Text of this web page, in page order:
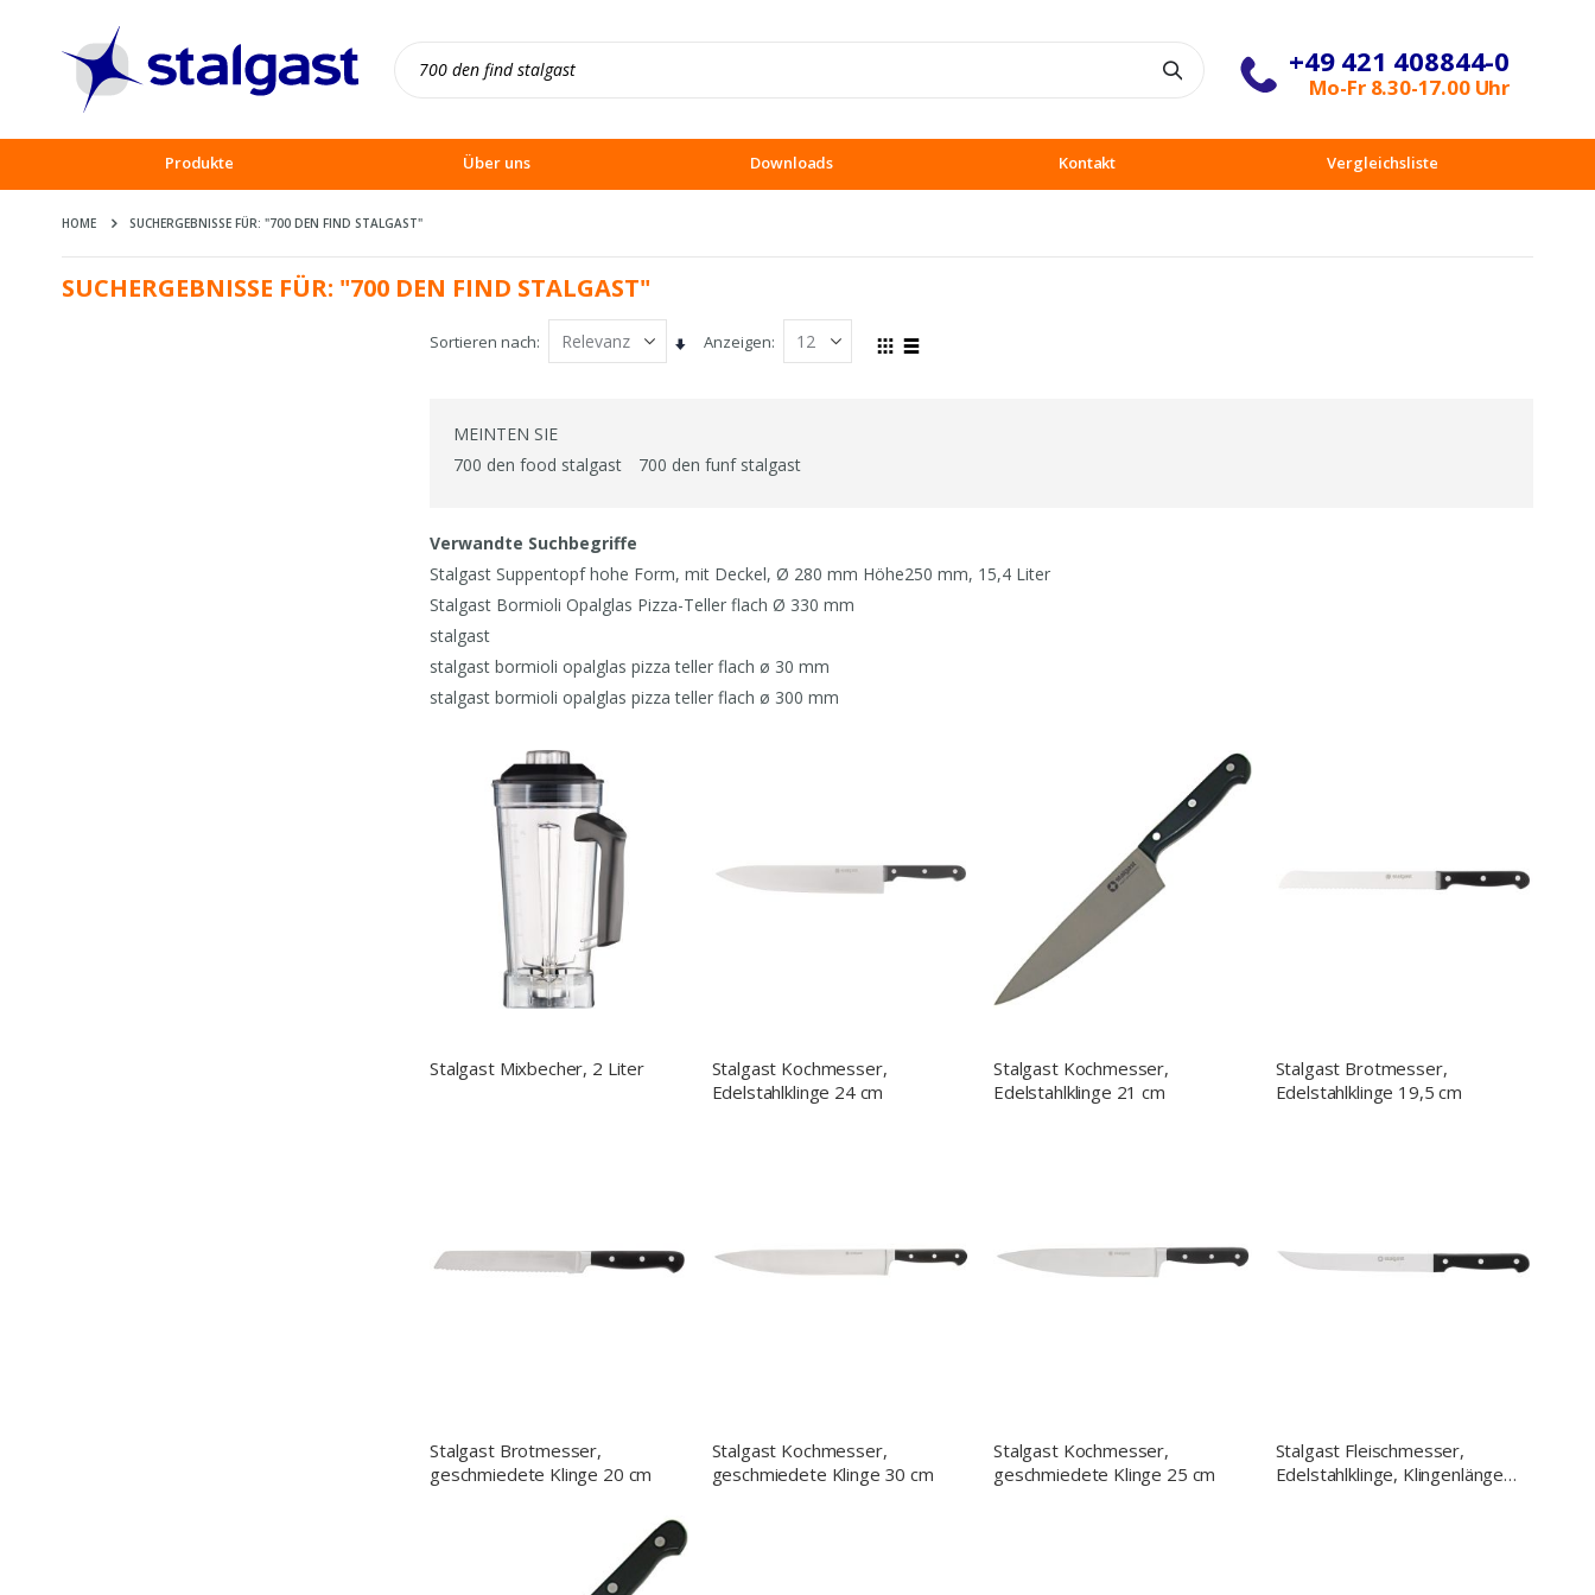
+49 421 408844-0
Mo-Fr 8.30-17.00 Uhr
Produkte Über uns Downloads Kontakt Vergleichsliste
HOME SUCHERGEBNISSE FÜR: "700 DEN FIND STALGAST"
SUCHERGEBNISSE FÜR: "700 DEN FIND STALGAST"
Sortieren nach
In
aufsteigender
Anzeigen
Ansicht
MEINTEN SIE
700 den food stalgast
700 den funf stalgast
Verwandte Suchbegriffe
Stalgast Suppentopf hohe Form, mit Deckel, Ø 280 mm Höhe250 mm, 15,4 Liter
Stalgast Bormioli Opalglas Pizza-Teller flach Ø 330 mm
stalgast
stalgast bormioli opalglas pizza teller flach ø 30 mm
stalgast bormioli opalglas pizza teller flach ø 300 mm
Stalgast Mixbecher, 2 Liter
Stalgast Kochmesser,
Edelstahlklinge 24 cm
Stalgast Kochmesser,
Edelstahlklinge 21 cm
Stalgast Brotmesser,
Edelstahlklinge 19,5 cm
Stalgast Brotmesser,
geschmiedete Klinge 20 cm
Stalgast Kochmesser,
geschmiedete Klinge 30 cm
Stalgast Kochmesser,
geschmiedete Klinge 25 cm
Stalgast Fleischmesser,
Edelstahlklinge, Klingenlänge